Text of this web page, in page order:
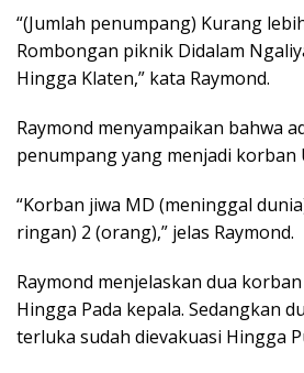
“(Jumlah penumpang) Kurang
Rombongan piknik Didalam
Hingga Klaten,” kata Raymond.
Raymond menyampaikan bahwa
penumpang yang menjadi korban
“Korban jiwa MD (meninggal
ringan) 2 (orang),” jelas Raymond.
Raymond menjelaskan dua
Hingga Pada kepala. Sedangkan
terluka sudah dievakuasi Hingga